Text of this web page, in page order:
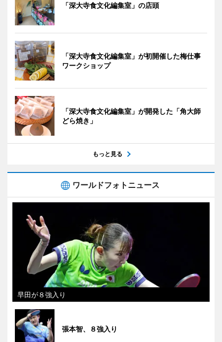
「深大寺食文化編集室」の店頭
「深大寺食文化編集室」が初開催した梅仕事
ワークショップ
「深大寺食文化編集室」が開発した「角大師
どら焼き」
もっと見る
ワールドフォトニュース
早田が８強入り
張本智、８強入り